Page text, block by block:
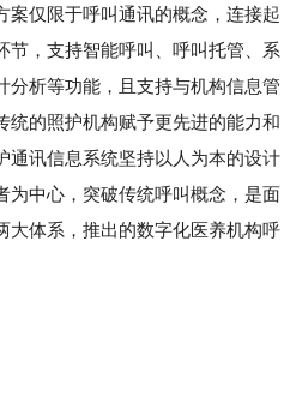
案仅限于呼叫通讯的概念，连接起
节，支持智能呼叫、呼叫托管、系
分析等功能，且支持与机构信息管
统的照护机构赋予更先进的能力和
通讯信息系统坚持以人为本的设计
为中心，突破传统呼叫概念，是面
大体系，推出的数字化医养机构呼